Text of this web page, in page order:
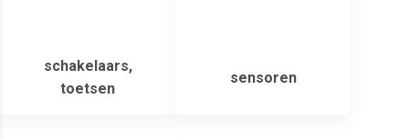
schakelaars,
toetsen
sensoren